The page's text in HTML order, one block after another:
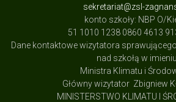
sekretariat@zsl-
konto szkoły: NBP O/
51 1010 1238 0860 4613
Dane kontaktowe wizytatora
nad szkołą w imieniu
Ministra Klimatu i
Główny wizytator Zbigniew
MINISTERSTWO KLIMATU I